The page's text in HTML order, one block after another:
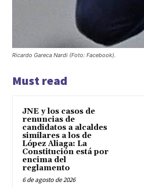
Ricardo Gareca Nardi (Foto: Facebook).
Must read
JNE y los casos de
renuncias de
candidatos a alcaldes
similares a los de
López Aliaga: La
Constitución está por
encima del
reglamento
6 de agosto de 2026